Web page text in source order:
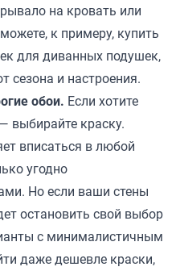
на кровать или
к примеру, купить
для диванных подушек,
сезона и настроения.
обои. Если хотите
выбирайте краску.
вписаться в любой
угодно
Но если ваши стены
остановить свой выбор
с минималистичным
даже дешевле краски,